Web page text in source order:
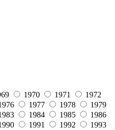
1970 1971
1972
1977 1978
1979
1984 1985
1986
1991 1992
1993